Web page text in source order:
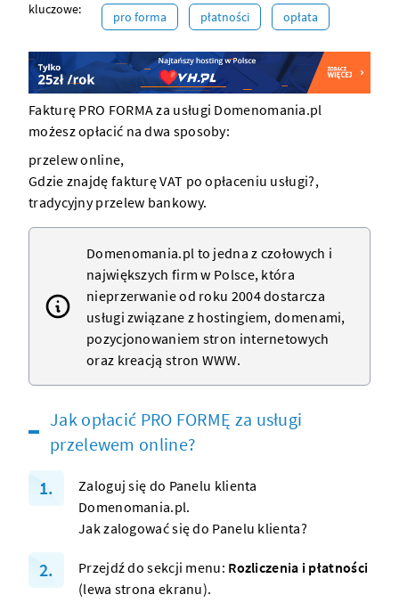
kluczowe:
pro forma płatności opłata
Fakturę PRO FORMA za usługi Domenomania.pl
możesz opłacić na dwa sposoby:
przelew online,
Gdzie znajdę fakturę VAT po opłaceniu usługi?,
tradycyjny przelew bankowy.
Domenomania.pl to jedna z czołowych i
największych firm w Polsce, która
nieprzerwanie od roku 2004 dostarcza
usługi związane z hostingiem,domenami,
pozycjonowaniem stron internetowych
oraz kreacją stron WWW.
Jak opłacić PRO FORMĘ za usługi
przelewem online?
Zaloguj się do Panelu klienta
Domenomania.pl.
Jak zalogować się do Panelu klienta?
Przejdź do sekcji menu: Rozliczenia i płatności
(lewa strona ekranu).